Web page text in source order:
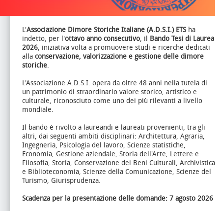
L'Associazione Dimore Storiche Italiane (A.D.S.I.) ETSha
indetto, per l'ottavo anno consecutivo, il Bando Tesi di Laurea
2026, iniziativa volta a promuovere studi e ricerche dedicati
alla conservazione, valorizzazione e gestione delle dimore
storiche.
L'Associazione A.D.S.I. opera da oltre 48 anni nella tutela di
un patrimonio di straordinario valore storico, artistico e
culturale, riconosciuto come uno dei più rilevanti a livello
mondiale.
Il bando è rivolto a laureandi e laureati provenienti, tra gli
altri, dai seguenti ambiti disciplinari: Architettura, Agraria,
Ingegneria, Psicologia del lavoro, Scienze statistiche,
Economia, Gestione aziendale, Storia dell'Arte, Lettere e
Filosofia, Storia, Conservazione dei Beni Culturali, Archivistica
e Biblioteconomia, Scienze della Comunicazione, Scienze del
Turismo, Giurisprudenza.
Scadenza per la presentazione delle domande: 7 agosto 2026